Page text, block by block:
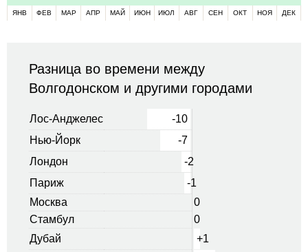
ЯНВ ФЕВ МАР АПР МАЙ ИЮН ИЮЛ АВГ СЕН ОКТ НОЯ ДЕК
Разница во времени между
Волгодонском и другими городами
Лос-Анджелес
-10
Нью-Йорк
-7
Лондон
-2
Париж
-1
Москва
0
Стамбул
0
Дубай
+1